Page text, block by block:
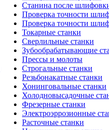
Станина после
Проверка точности
Проверка точности
Токарные станки
Сверлильные станки
Зубообрабатывающие
Прессы и молоты
Строгальные станки
Резьбонакатные станки
Хонинговальные станки
Холодновысадочные
Фрезерные станки
Электроэррозионные
Расточные станки